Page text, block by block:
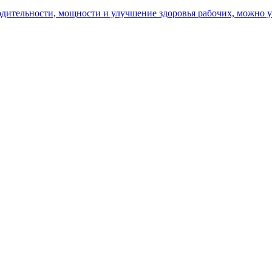
мощности и улучшение здоровья рабочих, можно